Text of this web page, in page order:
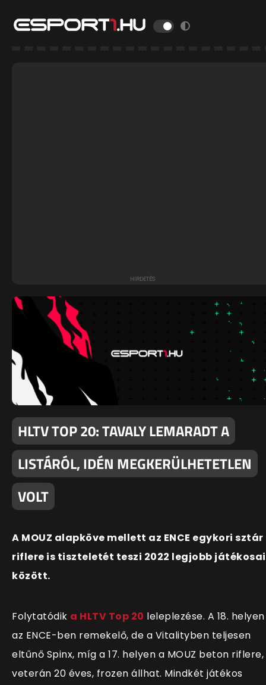
HLTV TOP 20: TAVALY LEMARADT A
LISTÁRÓL, IDÉN MEGKERÜLHETETLEN
VOLT
A MOUZ alapköve mellett az ENCE egykori sztár
riflere is tiszteletét teszi 2022 legjobb játékosai
között.
Folytatódik a HLTV Top 20 leleplezése. A 18. helyen
az ENCE-ben remekelő, de a Vitalityben teljesen
eltűnő Spinx, míg a 17. helyen a MOUZ beton riflere,
veterán 20 éves, frozen állhat. Mindkét játékos